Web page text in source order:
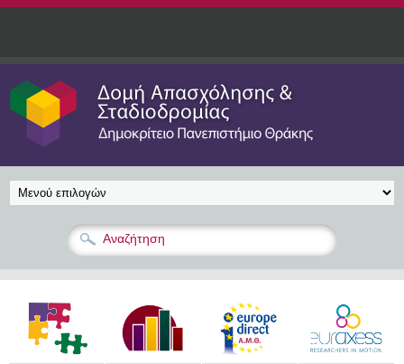
Παράκαμψη προς το κυρίως περιεχόμενο